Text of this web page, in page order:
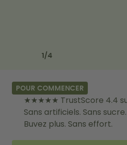
1 / 4
POUR COMMENCER
★★★★★ TrustScore 4.4
Sans artificiels. Sans
Buvez plus. Sans effort.